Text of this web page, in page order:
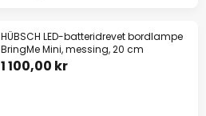
HÜBSCH LED-batteridrevet bordlampe
BringMe Mini, messing, 20 cm
1 100,00 kr